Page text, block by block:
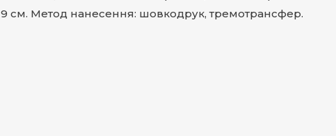
9 см. Метод нанесення: шовкодрук, тремотрансфер.